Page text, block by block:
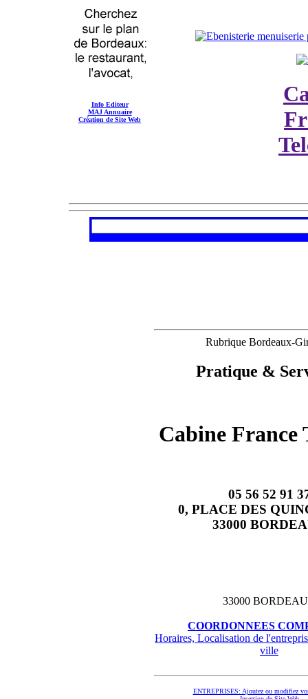
Info Editeur
MAJ Annuaire
Création de Site Web
Rubrique Bordeaux-
Pratique &
Cabine France
05 56 52 91
0, PLACE DES
33000
33000
COORDONNEES
Horaires, Localisation de
ville
ENTREPRISES: Ajoutez ou modifiez